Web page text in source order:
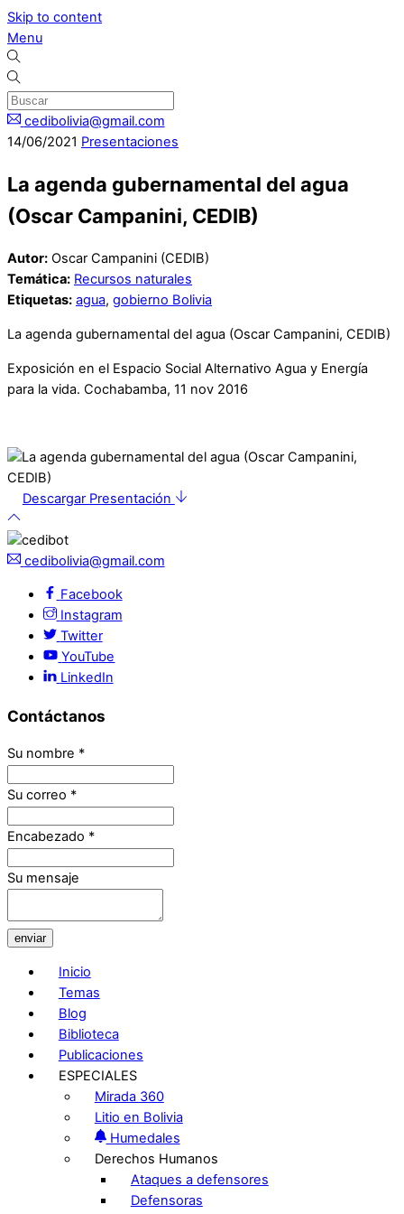
Skip to content
Menu
cedibolivia@gmail.com
14/06/2021 Presentaciones
La agenda gubernamental del agua
(Oscar Campanini, CEDIB)
Autor: Oscar Campanini (CEDIB)
Temática: Recursos naturales
Etiquetas: agua, gobierno Bolivia
La agenda gubernamental del agua (Oscar Campanini, CEDIB)
Exposición en el Espacio Social Alternativo Agua y Energía
para la vida. Cochabamba, 11 nov 2016
Descargar Presentación
cedibolivia@gmail.com
Facebook
Instagram
Twitter
YouTube
LinkedIn
Contáctanos
Su nombre *
Su correo *
Encabezado *
Su mensaje
enviar
Inicio
Temas
Blog
Biblioteca
Publicaciones
ESPECIALES
Mirada 360
Litio en Bolivia
Humedales
Derechos Humanos
Ataques a defensores
Defensoras